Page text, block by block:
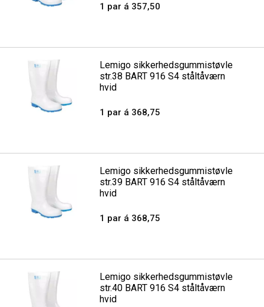
1 par á 357,50
Lemigo sikkerhedsgummistøvle
str.38 BART 916 S4 ståltåværn
hvid
1 par á 368,75
Lemigo sikkerhedsgummistøvle
str.39 BART 916 S4 ståltåværn
hvid
1 par á 368,75
Lemigo sikkerhedsgummistøvle
str.40 BART 916 S4 ståltåværn
hvid